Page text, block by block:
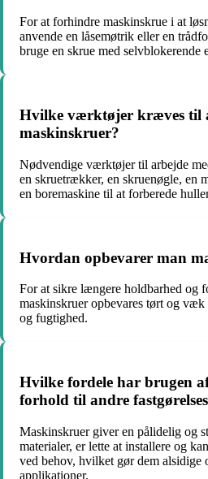
For at forhindre maskinskrue i at
anvende en låsemøtrik eller en
bruge en skrue med selvblokerende
Hvilke værktøjer kræves til
maskinskruer?
Nødvendige værktøjer til arbejde
en skruetrækker, en skruenøgle, en
en boremaskine til at forberede
Hvordan opbevarer man
For at sikre længere holdbarhed og
maskinskruer opbevares tørt og væk
og fugtighed.
Hvilke fordele har brugen
forhold til andre
Maskinskruer giver en pålidelig og
materialer, er lette at installere og
ved behov, hvilket gør dem alsidige
applikationer.